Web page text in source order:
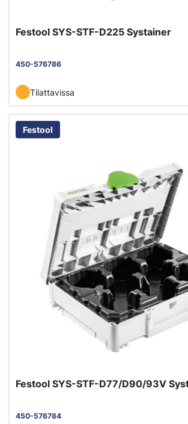
Festool SYS-STF-D225 Systainer
450-576786
Tilattavissa
Festool
Festool SYS-STF-D77/D90/93V
450-576784